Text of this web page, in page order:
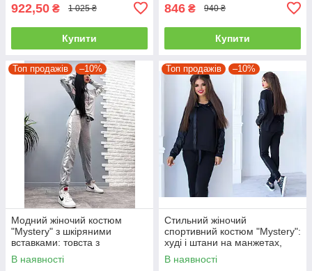
922,50 ₴ 1 025 ₴
Купити
846 ₴ 940 ₴
Купити
Топ продажів –10%
Модний жіночий костюм
"Mystery" з шкіряними
вставками: товста з
капюшоном і штани на
манжечках сірий
В наявності
Топ продажів –10%
Стильний жіночий
спортивний костюм "Mystery":
худі і штани на манжетах,
великі розміри
В наявності